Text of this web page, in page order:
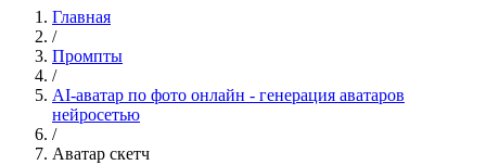
Главная
/
Промпты
/
AI-аватар по фото онлайн - генерация аватаров
нейросетью
/
Аватар скетч